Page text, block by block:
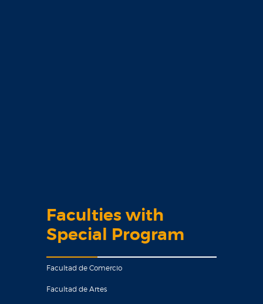
Faculties with
Special Program
Facultad de Comercio
Facultad de Artes